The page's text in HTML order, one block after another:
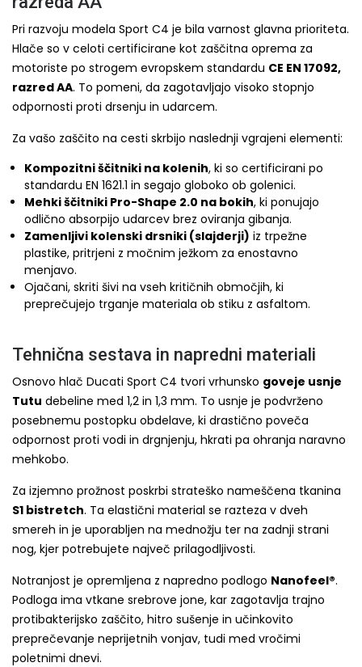
Pri razvoju modela Sport C4 je bila varnost glavna prioriteta.
Hlače so v celoti certificirane kot zaščitna oprema za
motoriste po strogem evropskem standardu CE EN 17092,
razred AA. To pomeni, da zagotavljajo visoko stopnjo
odpornosti proti drsenju in udarcem.
Za vašo zaščito na cesti skrbijo naslednji vgrajeni elementi:
Kompozitni ščitniki na kolenih, ki so certificirani po
standardu EN 1621.1 in segajo globoko ob golenici.
Mehki ščitniki Pro-Shape 2.0 na bokih, ki ponujajo
odlično absorpijo udarcev brez oviranja gibanja.
Zamenljivi kolenski drsniki (slajderji) iz trpežne
plastike, pritrjeni z močnim ježkom za enostavno
menjavo.
Ojačani, skriti šivi na vseh kritičnih območjih, ki
preprečujejo trganje materiala ob stiku z asfaltom.
Tehnična sestava in napredni materiali
Osnovo hlač Ducati Sport C4 tvori vrhunsko goveje usnje
Tutu debeline med 1,2 in 1,3 mm. To usnje je podvrženo
posebnemu postopku obdelave, ki drastično poveča
odpornost proti vodi in drgnjenju, hkrati pa ohranja naravno
mehkobo.
Za izjemno prožnost poskrbi strateško nameščena tkanina
S1 bistretch. Ta elastični material se razteza v dveh
smereh in je uporabljen na mednožju ter na zadnji strani
nog, kjer potrebujete največ prilagodljivosti.
Notranjost je opremljena z napredno podlogo Nanofeel®.
Podloga ima vtkane srebrove jone, kar zagotavlja trajno
protibakterijsko zaščito, hitro sušenje in učinkovito
preprečevanje neprijetnih vonjav, tudi med vročimi
poletnimi dnevi.